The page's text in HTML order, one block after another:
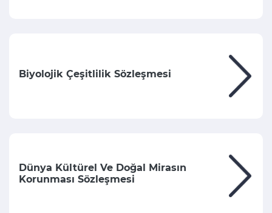
Biyolojik Çeşitlilik Sözleşmesi
Dünya Kültürel Ve Doğal Mirasın
Korunması Sözleşmesi